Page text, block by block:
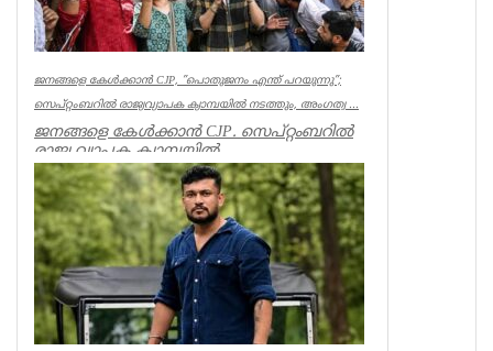
ജനങ്ങളെ കേൾക്കാൻ CJP, ”പൊതുജനം എന്ത് പറയുന്നു”;
സെപ്റ്റംബറിൽ രാജ്യവ്യാപക ക്യാമ്പയിൽ നടത്തും, അംഗത്വ ...
ജനങ്ങളെ കേൾക്കാൻ CJP. സെപ്റ്റംബറിൽ
രാജ്യ വ്യാപക ക്യാമ്പയിൽ
നടത്തും.”പൊതുജനം എന്ത് പറയുന്നു” എന്ന
പേ...
India